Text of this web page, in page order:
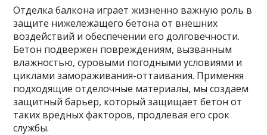
Отделка балкона играет жизненно важную роль в
защите нижележащего бетона от внешних
воздействий и обеспечении его долговечности.
Бетон подвержен повреждениям, вызванным
влажностью, суровыми погодными условиями и
циклами замораживания-оттаивания. Применяя
подходящие отделочные материалы, мы создаем
защитный барьер, который защищает бетон от
таких вредных факторов, продлевая его срок
службы.